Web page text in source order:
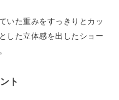
いた重みをすっきりとカッ
した立体感を出したショー
ト